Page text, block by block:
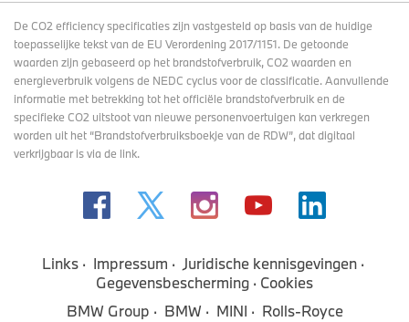
De CO2 efficiency specificaties zijn vastgesteld op basis van de huidige
toepasselijke tekst van de EU Verordening 2017/1151. De getoonde
waarden zijn gebaseerd op het brandstofverbruik, CO2 waarden en
energieverbruik volgens de NEDC cyclus voor de classificatie. Aanvullende
informatie met betrekking tot het officiële brandstofverbruik en de
specifieke CO2 uitstoot van nieuwe personenvoertuigen kan verkregen
worden uit het “Brandstofverbruiksboekje van de RDW”, dat digitaal
verkrijgbaaris via de link.
Links Impressum
Juridische kennisgevingen
Gegevensbescherming
Cookies
BMW Group
BMW MINI Rolls-Royce